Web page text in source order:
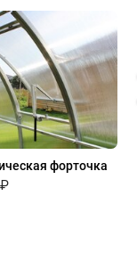
форточка